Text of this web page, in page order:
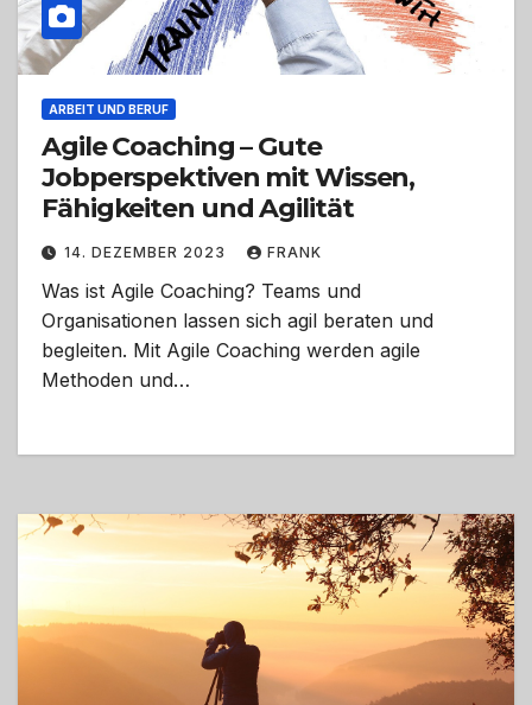
ARBEIT UND BERUF
Agile Coaching – Gute
Jobperspektiven mit Wissen,
Fähigkeiten und Agilität
14. DEZEMBER 2023 FRANK
Was ist Agile Coaching? Teams und
Organisationen lassen sich agil beraten und
begleiten. Mit Agile Coaching werden agile
Methoden und…